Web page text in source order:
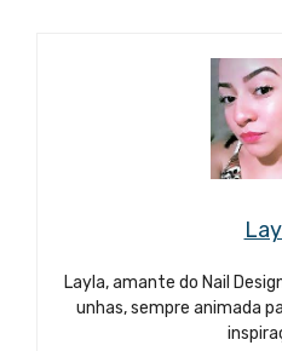
Layla, amante do Nail
unhas, sempre animada